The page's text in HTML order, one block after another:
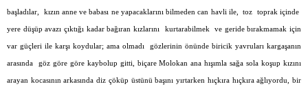
başladılar, kızın anne ve babası ne yapacaklarını bilmeden can havli ile, toz toprak içinde
yere düşüp avazı çıktığı kadar bağıran kızlarını kurtarabilmek ve geride bırakmamak için
var güçleri ile karşı koydular; ama olmadı gözlerinin önünde biricik yavruları kargaşanın
arasında göz göre göre kaybolup gitti, biçare Molokan ana hışımla sağa sola koşup kızını
arayan kocasının arkasında diz çöküp üstünü başını yırtarken hıçkıra hıçkıra ağlıyordu, bir